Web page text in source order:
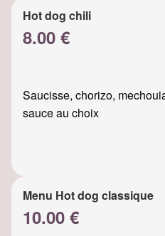
Hot dog chili
8.00 €
Saucisse, chorizo,
sauce au choix
Menu Hot dog classique
10.00 €